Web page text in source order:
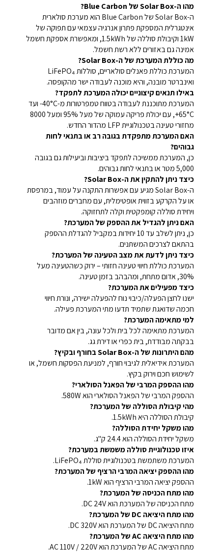
מהו ה-Solar Box של Blue Carbon?
ה-Solar Box של Blue Carbon הוא מערכת סולארית
אינטגרלית המספקת פתרון אנרגיה עצמאי עם תפוקה של
1kW וקיבולת סוללה של 1.5kWh, ומאפשרת אספקת חשמל
אמינה גם באזורים ללא רשת חשמל.
מה כוללת המערכת של ה-Solar Box?
המערכת כוללת פאנלים סולאריים, סוללות LiFePO₄
ואינברטר מובנה, והיא מוכנה לעבודה ישר מהקופסה.
באילו תנאים קיצוניים יכולה המערכת לתפקד?
המערכת מתוכננת לעבודה בטווח טמפרטורות מ-40°C- ועד
65°C+, עם יכולת פריקה עמוקה של מעל 95% ומעל 8000
מחזורי טעינה בטכנולוגיית LFP מהדור החדש.
האם המערכת מתפקדת בגובה רב או בתנאי לחות
גבוהים?
כן, המערכת ממשיכה לתפקד ביציבות וביעילות גם בגובה
5,000 מטר או בתנאי לחות גבוהים.
כיצד ניתן להתקין את ה-Solar Box?
ה-Solar Box מגיע עם אפשרות התקנה על עמוד, במרפסת
או על הקרקע בזווית אופטימלית, עם מחברים מוזהבים
ויחידת סוללה קומפקטית וקלה לתחזוקה.
האם ניתן להגדיל את ההספק של המערכת?
כן, ניתן לשלב עד 10 יחידות במקביל להגדלת ההספק
בהתאם לצרכים המשתנים.
כיצד ניתן לדעת את מצב הטעינה של המערכת?
המערכת כוללת חיווי טעינה חזותי – ירוק כשהטעינה מעל
30%, אדום מתחת, ומהבהב בזמן טעינה.
כיצד מפעילים את המערכת?
ישנו לחצן הפעלה/כיבוי נוח להפעלה ישירה, ונורת חיווי
חכמה שדואגת שתמיד תדעו מתי המערכת פעילה.
למי מתאימה המערכת?
המערכת מתאימה לכל בית ולכל עונה, בין אם מדובר
בבקתה מבודדת, בית כפרי או דירת גג.
מהם היתרונות של ה-Solar Box בחורף ובקיץ?
המערכת אידיאלית לגיבוי חורף, למניעת הפסקות חשמל, או
לשימוש חכם וירוק בקיץ.
מהו ההספק המרבי של הפאנל הסולארי?
ההספק המרבי של הפאנל הסולארי הוא 580W.
מהי קיבולת הסוללה של המערכת?
קיבולת הסוללה היא 1.5kWh.
מהו משקל יחידת הסוללה?
משקל יחידת הסוללה הוא 24.4 ק"ג.
איזו טכנולוגיית סוללה משמשת במערכת?
המערכת משתמשת בטכנולוגיית סוללת LiFePO₄.
מהו ההספק יציאה המרבי הרציף של המערכת?
ההספק יציאה המרבי הרציף הוא 1kW.
מהו מתח הכניסה של המערכת?
מתח הכניסה של המערכת הוא DC 24V.
מהו מתח היציאה DC של המערכת?
מתח היציאה DC של המערכת הוא DC 320V.
מהו מתח היציאה AC של המערכת?
מתח היציאה AC של המערכת הוא AC 110V / 220V.